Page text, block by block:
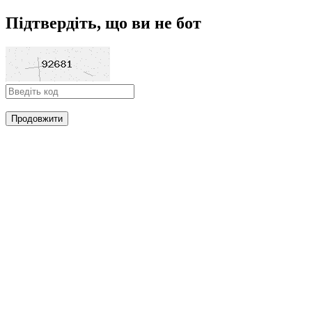
Підтвердіть, що ви не бот
Продовжити